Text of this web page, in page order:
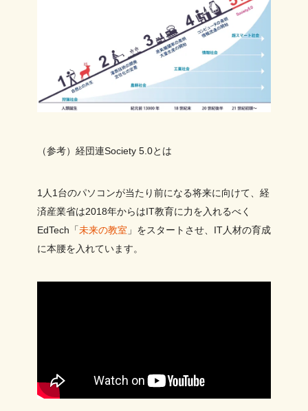
（参考）経団連Society 5.0とは
1人1台のパソコンが当たり前になる将来に向けて、経
済産業省は2018年からはIT教育に力を入れるべく
EdTech「未来の教室 」をスタートさせ、IT人材の育成
に本腰を入れています。